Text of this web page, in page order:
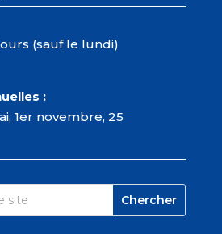
(sauf le lundi)
:
1er novembre, 25